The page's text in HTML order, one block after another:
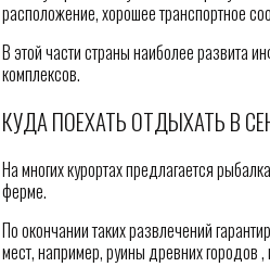
расположение, хорошее транспортное
В этой части страны наиболее развита
комплексов.
КУДА ПОЕХАТЬ ОТДЫХАТЬ В
На многих курортах предлагается
ферме.
По окончании таких развлечений
мест, например, руины древних городов ,